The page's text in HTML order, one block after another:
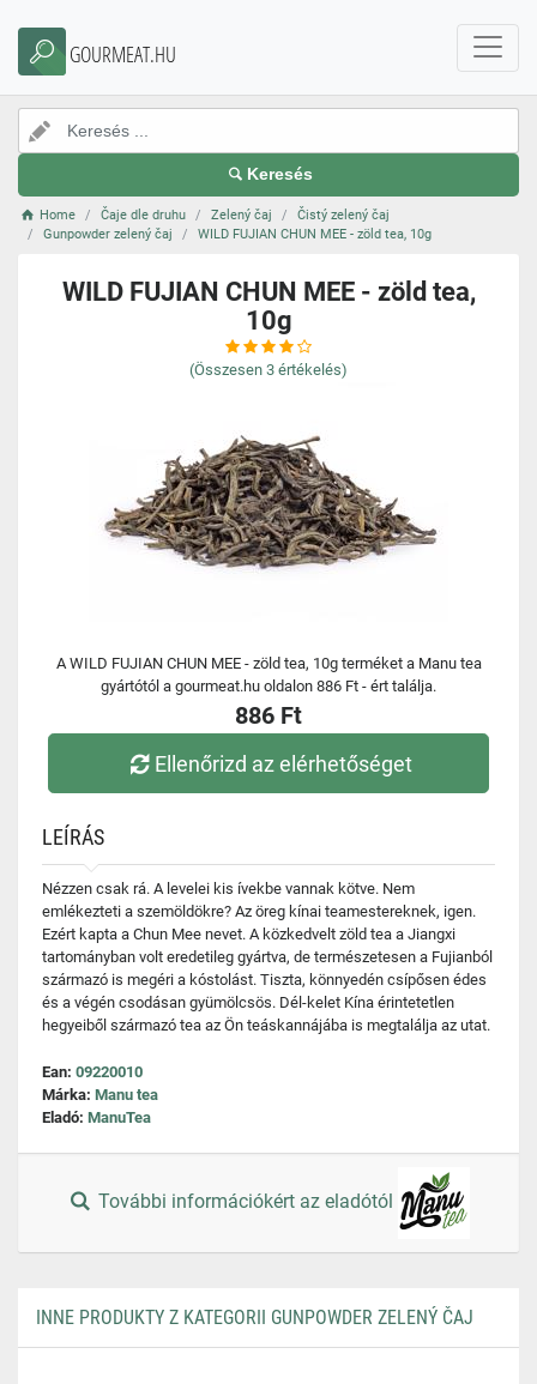
GOURMEAT.HU
Keresés
Home Čaje dle druhu Zelený čaj
Čistý zelený čaj
Gunpowder zelený čaj
WILD FUJIAN CHUN MEE - zöld tea, 10g
WILD FUJIAN CHUN MEE - zöld tea,
10g
(Összesen 3 értékelés)
A WILD FUJIAN CHUN MEE - zöld tea, 10g terméket a Manu tea
gyártótól a gourmeat.hu oldalon 886 Ft - ért találja.
886 Ft
Ellenőrizd az elérhetőséget
LEÍRÁS
Nézzen csak rá. A levelei kis ívekbe vannak kötve. Nem
emlékezteti a szemöldökre? Az öreg kínai teamestereknek, igen.
Ezért kapta a Chun Mee nevet. A közkedvelt zöld tea a Jiangxi
tartományban volt eredetileg gyártva, de természetesen a Fujianból
származó is megéri a kóstolást. Tiszta, könnyedén csípősen édes
és a végén csodásan gyümölcsös. Dél-kelet Kína érintetetlen
hegyeiből származó tea az Ön teáskannájába is megtalálja az utat.
Ean: 09220010
Márka: Manu tea
Eladó: ManuTea
További információkért az eladótól
INNE PRODUKTY Z KATEGORII GUNPOWDER ZELENÝ ČAJ